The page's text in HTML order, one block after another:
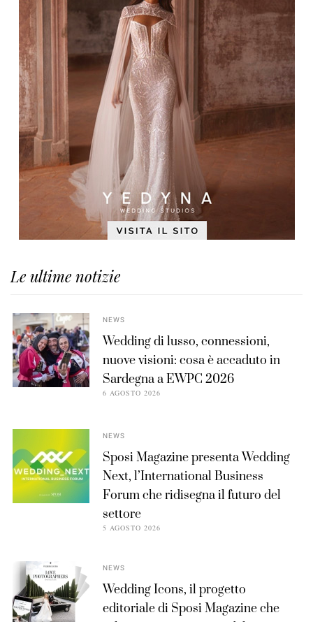
Le ultime notizie
NEWS
Wedding di lusso, connessioni,
nuove visioni: cosa è accaduto in
Sardegna a EWPC 2026
6 AGOSTO 2026
NEWS
Sposi Magazine presenta Wedding
Next, l’International Business
Forum che ridisegna il futuro del
settore
5 AGOSTO 2026
NEWS
Wedding Icons, il progetto
editoriale di Sposi Magazine che